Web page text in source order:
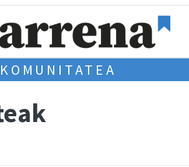
KOMUNITATEA